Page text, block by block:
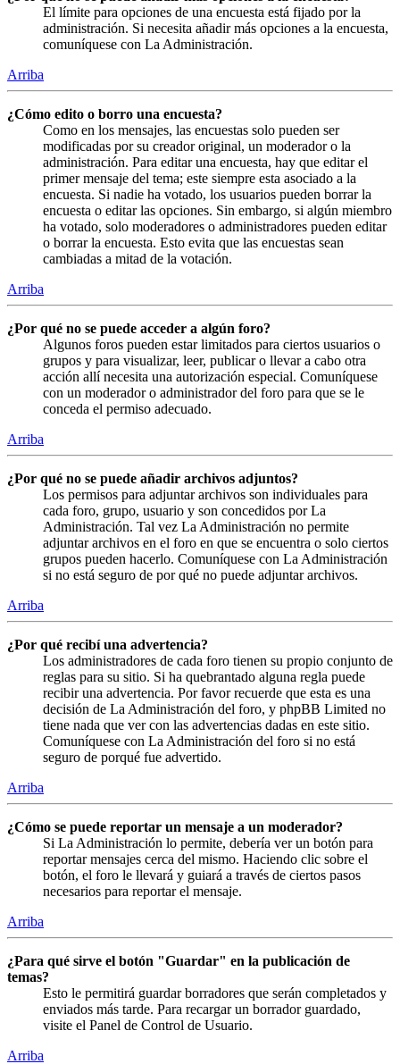
El límite para opciones de una encuesta está fijado por la
administración. Si necesita añadir más opciones a la encuesta,
comuníquese con La Administración.
Arriba
¿Cómo edito o borro una encuesta?
Como en los mensajes, las encuestas solo pueden ser
modificadas por su creador original, un moderador o la
administración. Para editar una encuesta, hay que editar el
primer mensaje del tema; este siempre esta asociado a la
encuesta. Si nadie ha votado, los usuarios pueden borrar la
encuesta o editar las opciones. Sin embargo, si algún miembro
ha votado, solo moderadores o administradores pueden editar
o borrar la encuesta. Esto evita que las encuestas sean
cambiadas a mitad de la votación.
Arriba
¿Por qué no se puede acceder a algún foro?
Algunos foros pueden estar limitados para ciertos usuarios o
grupos y para visualizar, leer, publicar o llevar a cabo otra
acción allí necesita una autorización especial. Comuníquese
con un moderador o administrador del foro para que se le
conceda el permiso adecuado.
Arriba
¿Por qué no se puede añadir archivos adjuntos?
Los permisos para adjuntar archivos son individuales para
cada foro, grupo, usuario y son concedidos por La
Administración. Tal vez La Administración no permite
adjuntar archivos en el foro en que se encuentra o solo ciertos
grupos pueden hacerlo. Comuníquese con La Administración
si no está seguro de por qué no puede adjuntar archivos.
Arriba
¿Por qué recibí una advertencia?
Los administradores de cada foro tienen su propio conjunto de
reglas para su sitio. Si ha quebrantado alguna regla puede
recibir una advertencia. Por favor recuerde que esta es una
decisión de La Administración del foro, y phpBB Limited no
tiene nada que ver con las advertencias dadas en este sitio.
Comuníquese con La Administración del foro si no está
seguro de porqué fue advertido.
Arriba
¿Cómo se puede reportar un mensaje a un moderador?
Si La Administración lo permite, debería ver un botón para
reportar mensajes cerca del mismo. Haciendo clic sobre el
botón, el foro le llevará y guiará a través de ciertos pasos
necesarios para reportar el mensaje.
Arriba
¿Para qué sirve el botón "Guardar" en la publicación de
temas?
Esto le permitirá guardar borradores que serán completados y
enviados más tarde. Para recargar un borrador guardado,
visite el Panel de Control de Usuario.
Arriba